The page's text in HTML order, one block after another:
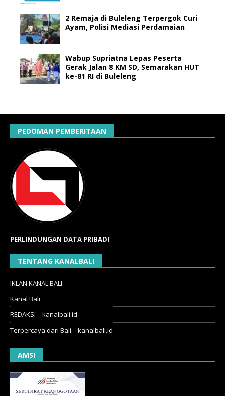
2 Remaja di Buleleng Terpergok Curi
Ayam, Polisi Mediasi Perdamaian
Wabup Supriatna Lepas Peserta
Gerak Jalan 8 KM SD, Semarakan HUT
ke-81 RI di Buleleng
PEDOMAN PEMBERITAAN
PERLINDUNGAN DATA PRIBADI
TENTANG KANALBALI
IKLAN KANAL BALI
Kanal Bali
REDAKSI – kanalbali.id
Terpercaya dari Bali – kanalbali.id
AMSI